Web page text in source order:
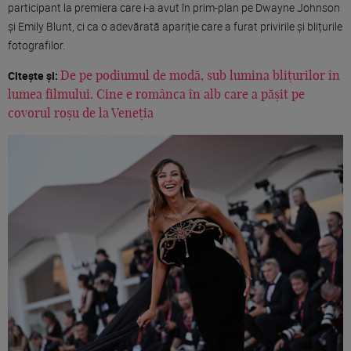
participant la premiera care i-a avut în prim-plan pe Dwayne Johnson
și Emily Blunt, ci ca o adevărată apariție care a furat privirile și blițurile
fotografilor.
Citește și: De pe podiumul de modă, sub lumina blițurilor în
lumea filmului. Cine e românca în alb care a pășit pe
covorul roșu de la Veneția